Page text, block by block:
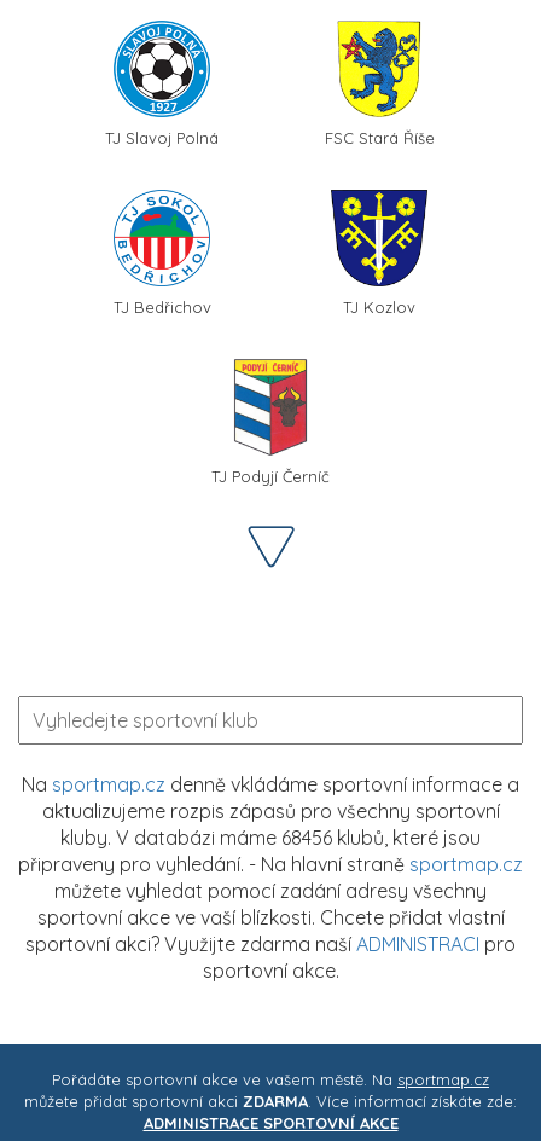
TJ Slavoj Polná FSC Stará Říše
TJ Bedřichov TJ Kozlov
TJ Podyjí Černíč
Na sportmap.cz denně vkládáme sportovní informace a
aktualizujeme rozpis zápasů pro všechny sportovní
kluby. V databázi máme 68456 klubů, které jsou
připraveny pro vyhledání. - Na hlavní straně sportmap.cz
můžete vyhledat pomocí zadání adresy všechny
sportovní akce ve vaší blízkosti. Chcete přidat vlastní
sportovní akci? Využijte zdarma naší ADMINISTRACI pro
sportovní akce.
Pořádáte sportovní akce ve vašem městě. Na sportmap.cz
můžete přidat sportovní akci ZDARMA . Více informací získáte zde:
ADMINISTRACE SPORTOVNÍ AKCE